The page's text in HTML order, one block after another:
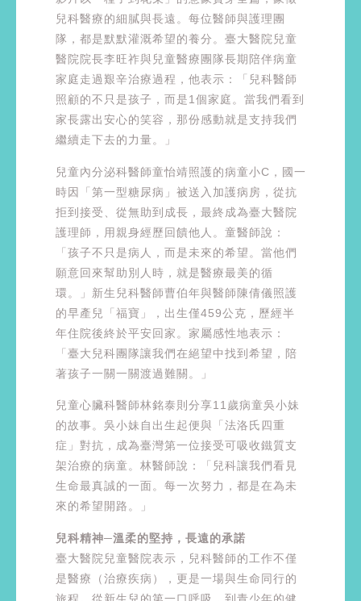
兒科醫療的細膩與長遠。每位醫師與護理團
隊，都是默默灌溉希望的養分。臺大醫院兒童
醫院院長李旺祚與兒童醫療團隊長期陪伴病童
家庭走過艱辛治療過程，他表示：「兒科醫師
照顧的不只是孩子，而是1個家庭。當我們看到
家長露出安心的笑容，那份感動就是支持我們
繼續走下去的力量。」
兒童內分泌科醫師童怡靖照護的病童小C，國一
時因「第一型糖尿病」被送入加護病房，從抗
拒到接受、從無助到成長，最終成為臺大醫院
護理師，用親身經歷回饋他人。童醫師說：
「孩子不只是病人，而是未來的希望。當他們
願意回來幫助別人時，就是醫療最美的循
環。」新生兒科醫師曹伯年與醫師陳倩儀照護
的早產兒「福寶」，出生僅459公克，歷經半
年住院後終於平安回家。家屬感性地表示：
「臺大兒科團隊讓我們在絕望中找到希望，陪
著孩子一關一關渡過難關。」
兒童心臟科醫師林銘泰則分享11歲病童吳小妹
的故事。吳小妹自出生起便與「法洛氏四重
症」對抗，成為臺灣第一位接受可吸收鐵質支
架治療的病童。林醫師說：「兒科讓我們看見
生命最真誠的一面。每一次努力，都是在為未
來的希望開路。」
兒科精神─溫柔的堅持，長遠的承諾
臺大醫院兒童醫院表示，兒科醫師的工作不僅
是醫療（治療疾病），更是一場與生命同行的
旅程。從新生兒的第一口呼吸，到青少年的健